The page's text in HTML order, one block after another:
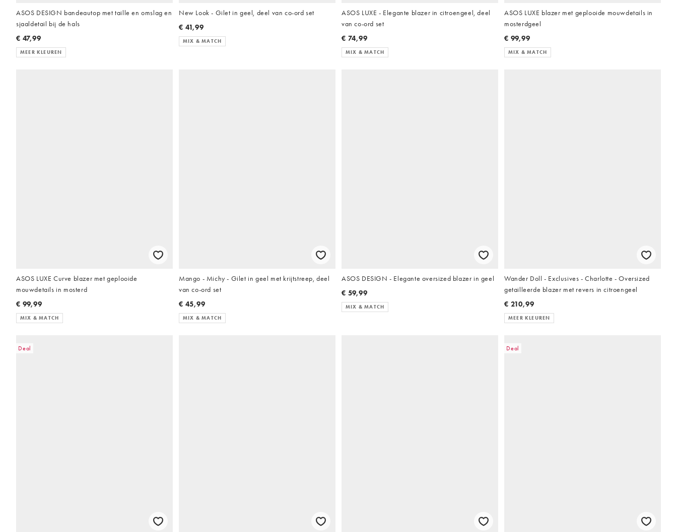
ASOS DESIGN bandeautop met taille en omslag en
sjaaldetail bij de hals
€ 47,99
MEER KLEUREN
New Look - Gilet in geel, deel van co-ord set
€ 41,99
MIX & MATCH
ASOS LUXE - Elegante blazer in citroengeel, deel
van co-ord set
€ 74,99
MIX & MATCH
ASOS LUXE blazer met geplooide mouwdetails in
mosterdgeel
€ 99,99
MIX & MATCH
ASOS LUXE Curve blazer met geplooide
mouwdetails in mosterd
€ 99,99
MIX & MATCH
Mango - Michy - Gilet in geel met krijtstreep, deel
van co-ord set
€ 45,99
MIX & MATCH
ASOS DESIGN - Elegante oversized blazer in geel
€ 59,99
MIX & MATCH
Wander Doll - Exclusives - Charlotte - Oversized
getailleerde blazer met revers in citroengeel
€ 210,99
MEER KLEUREN
Deal Deal